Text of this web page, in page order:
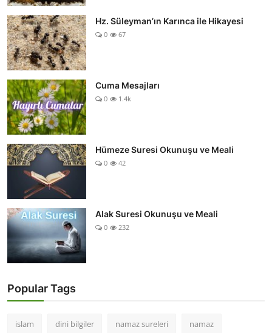
Hz. Süleyman’ın Karınca ile Hikayesi
0 67
Cuma Mesajları
0 1.4k
Hümeze Suresi Okunuşu ve Meali
0 42
Alak Suresi Okunuşu ve Meali
0 232
Popular Tags
islam dini bilgiler namaz sureleri namaz